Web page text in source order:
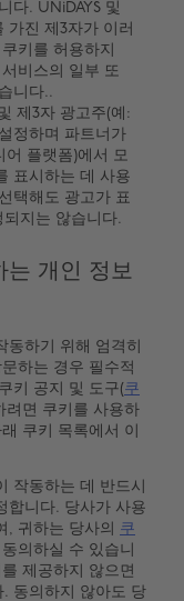
다. UNiDAYS 및
가진 제3자가 이러
키를 허용하지
비스의 일부 또
니다..
제3자 광고주(예:
정하며 파트너가
어 플랫폼)에서 모
표시하는 데 사용
택해도 광고가 표
지는 않습니다.
는 개인 정보
하기 위해 엄격히
하는 경우 필수적
키 공지 및 도구(쿠
려면 쿠키를 사용하
쿠키 목록에서 이
작동하는 데 반드시
합니다. 당사가 사용
, 귀하는 당사의 쿠
의하실 수 있습니
제공하지 않으면
동의하지 않아도 당